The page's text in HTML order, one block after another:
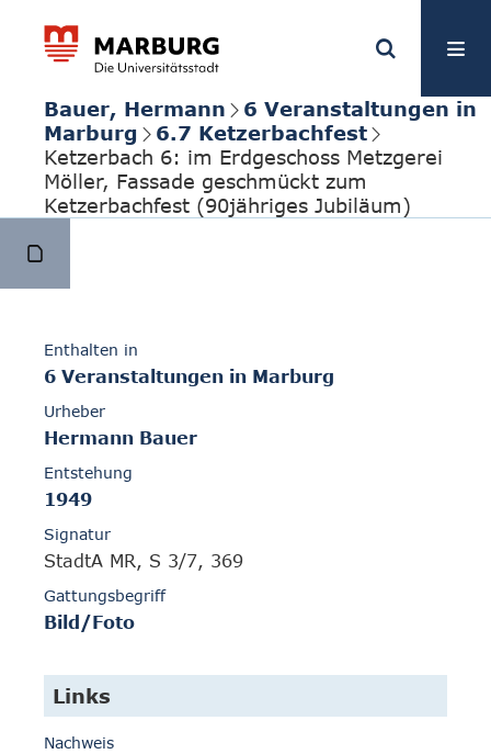
Bauer, Hermann
6 Veranstaltungen in
Marburg
6.7 Ketzerbachfest
Ketzerbach 6: im Erdgeschoss Metzgerei
Möller, Fassade geschmückt zum
Ketzerbachfest (90jähriges Jubiläum)
Enthalten in
6 Veranstaltungen in Marburg
Urheber
Hermann Bauer
Entstehung
1949
Signatur
StadtA MR, S 3/7, 369
Gattungsbegriff
Bild/Foto
Links
Nachweis